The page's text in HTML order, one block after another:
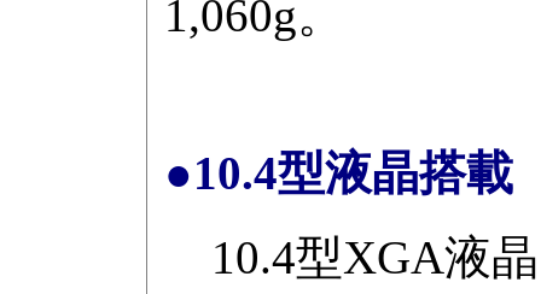
1,060g。
●10.4型液晶搭載
10.4型XGA液